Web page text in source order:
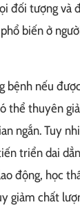
đối tượng và
biến ở
bệnh nếu
thể thuyên
ngắn. Tuy
triển dai
động, học
giảm chất